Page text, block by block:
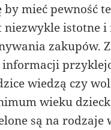
mieć pewność
niezwykle istotne i
zakupów.
wiedzą czy
wieku
są na rodzaje